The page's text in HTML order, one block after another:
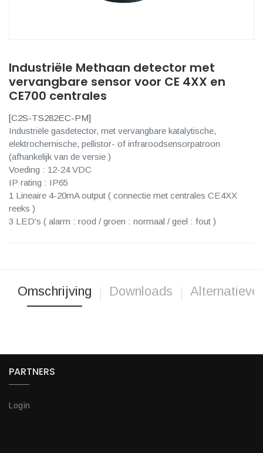
Industriële Methaan detector met
vervangbare sensor voor CE 4XX en
CE700 centrales
[C2S-TS282EC-PM]
Industriële gasdetector, met vervangbare katalytische,
elektrochemische, pellistor- of infraroodsensorpatroon
(afhankelijk van de versie )
Voeding : 12-24 VDC
IP rating : IP65
1 Lineaire 4-20mA output ( connectie met centrales CE4XX
reeks )
3 LED's ( alarm : rood / groen : normaal / geel : fout )
Omschrijving Downloads Alternatieve
PARTNERS
Login